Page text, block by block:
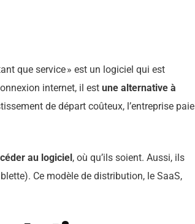
que service » est un logiciel qui est
internet, il est une alternative à
de départ coûteux, l’entreprise paie
au logiciel, où qu’ils soient. Aussi, ils
Ce modèle de distribution, le SaaS,